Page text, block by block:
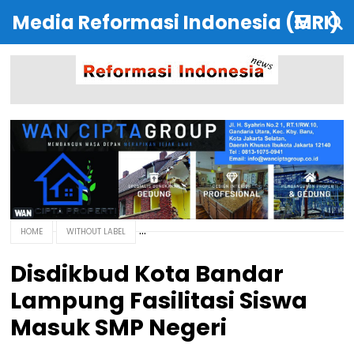
Media Reformasi Indonesia (MRI)
HOME WITHOUT LABEL
Disdikbud Kota Bandar
Lampung Fasilitasi Siswa
Masuk SMP Negeri